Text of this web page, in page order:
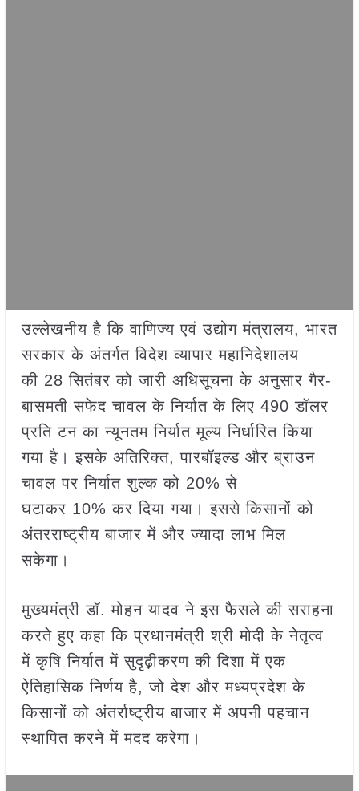
उल्लेखनीय है कि वाणिज्य एवं उद्योग मंत्रालय, भारत
सरकार के अंतर्गत विदेश व्यापार महानिदेशालय
की 28 सितंबर को जारी अधिसूचना के अनुसार गैर-
बासमती सफेद चावल के निर्यात के लिए 490 डॉलर
प्रति टन का न्यूनतम निर्यात मूल्य निर्धारित किया
गया है। इसके अतिरिक्त, पारबॉइल्ड और ब्राउन
चावल पर निर्यात शुल्क को 20% से
घटाकर 10% कर दिया गया। इससे किसानों को
अंतरराष्ट्रीय बाजार में और ज्यादा लाभ मिल
सकेगा।
मुख्यमंत्री डॉ. मोहन यादव ने इस फैसले की सराहना
करते हुए कहा कि प्रधानमंत्री श्री मोदी के नेतृत्व
में कृषि निर्यात में सुदृढ़ीकरण की दिशा में एक
ऐतिहासिक निर्णय है, जो देश और मध्यप्रदेश के
किसानों को अंतर्राष्ट्रीय बाजार में अपनी पहचान
स्थापित करने में मदद करेगा।